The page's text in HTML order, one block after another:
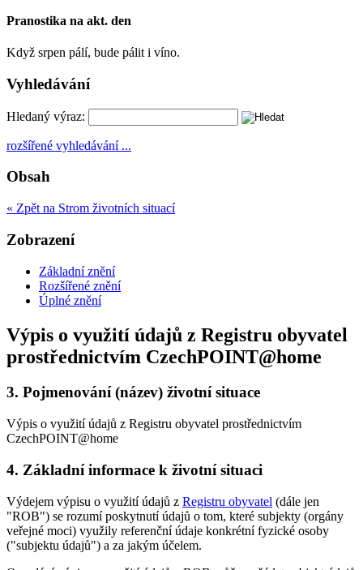
Pranostika na akt. den
Když srpen pálí, bude pálit i víno.
Vyhledávání
Hledaný výraz:
rozšířené vyhledávání ...
Obsah
« Zpět na Strom životních situací
Zobrazení
Základní znění
Rozšířené znění
Úplné znění
Výpis o využití údajů z Registru obyvatel
prostřednictvím CzechPOINT@home
3. Pojmenování (název) životní situace
Výpis o využití údajů z Registru obyvatel prostřednictvím
CzechPOINT@home
4. Základní informace k životní situaci
Výdejem výpisu o využití údajů z Registru obyvatel (dále jen
"ROB") se rozumí poskytnutí údajů o tom, které subjekty (orgány
veřejné moci) využily referenční údaje konkrétní fyzické osoby
("subjektu údajů") a za jakým účelem.